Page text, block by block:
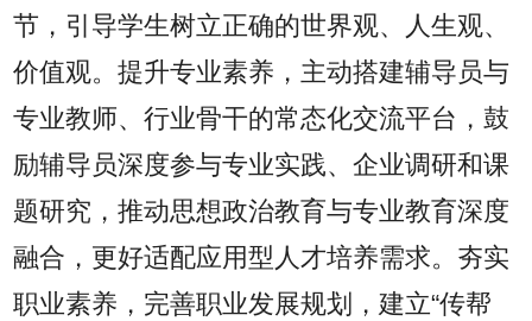
节，引导学生树立正确的世界观、人生观、
价值观。提升专业素养，主动搭建辅导员与
专业教师、行业骨干的常态化交流平台，鼓
励辅导员深度参与专业实践、企业调研和课
题研究，推动思想政治教育与专业教育深度
融合，更好适配应用型人才培养需求。夯实
职业素养，完善职业发展规划，建立“传帮